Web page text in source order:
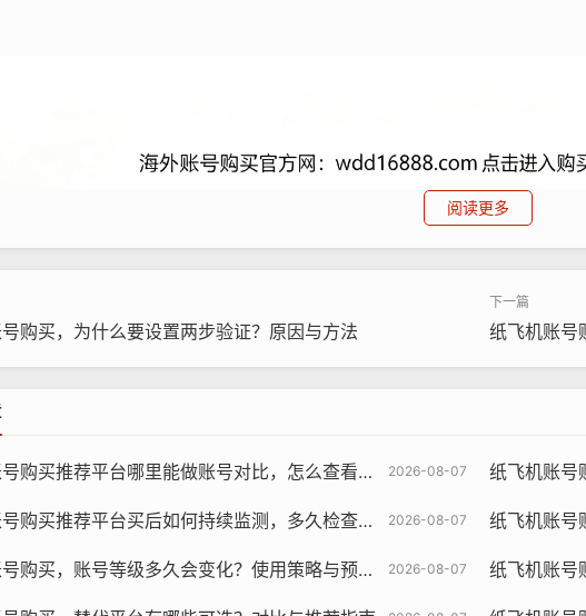
纸飞机账号购买, 在线购买tg账号, 电报聊天账
誉
阅读更多
购买，为什么要设置两步验证？原因与方法 纸飞机账号
2026-08-07
推荐平台哪里能做账号对比，怎么查看差异与为什么要对比策略 纸飞机账号购买
2026-08-07
推荐平台买后如何持续监测，多久检查一次与哪些指标关键学习 纸飞机账号购
2026-08-07
购买，账号等级多久会变化？使用策略与预测研究 纸飞机账号